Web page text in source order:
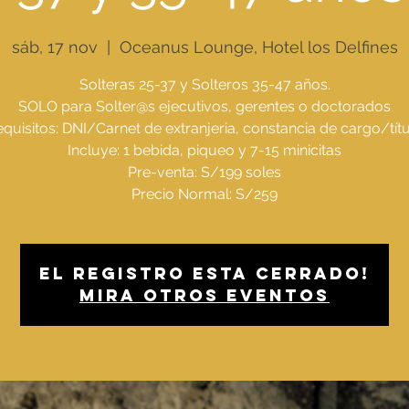
sáb, 17 nov Oceanus Lounge, Hotel los Delfines
Solteras 25-37 y Solteros 35-47 años.
SOLO para Solter@s ejecutivos, gerentes o doctorados
DNI/Carnet de extranjeria, constancia de cargo/
Incluye: 1 bebida, piqueo y 7-15 minicitas
Pre-venta: S/199 soles
Precio Normal: S/259
El registro esta cerrado!
Mira otros eventos